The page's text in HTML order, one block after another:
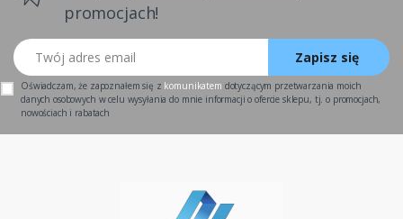
promocjach!
Twój adres email
Zapisz się
Oświadczam, że zapoznałem się z komunikatem dotyczącym przetwarzania moich
danych osobowych w celu wysyłania do mnie informacji o ofercie sklepu, tj. o promocjach,
nowościach i rabatach